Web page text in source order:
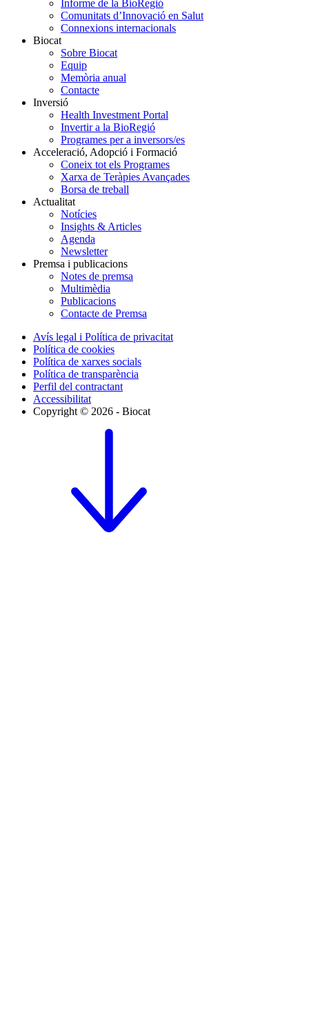
Informe de la BioRegió
Comunitats d’Innovació en Salut
Connexions internacionals
Biocat
Sobre Biocat
Equip
Memòria anual
Contacte
Inversió
Health Investment Portal
Invertir a la BioRegió
Programes per a inversors/es
Acceleració, Adopció i Formació
Coneix tot els Programes
Xarxa de Teràpies Avançades
Borsa de treball
Actualitat
Notícies
Insights & Articles
Agenda
Newsletter
Premsa i publicacions
Notes de premsa
Multimèdia
Publicacions
Contacte de Premsa
Avís legal i Política de privacitat
Política de cookies
Política de xarxes socials
Política de transparència
Perfil del contractant
Accessibilitat
Copyright © 2026 - Biocat